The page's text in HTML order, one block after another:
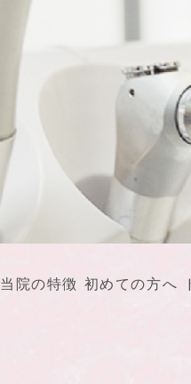
当院の特徴 初めての方へ